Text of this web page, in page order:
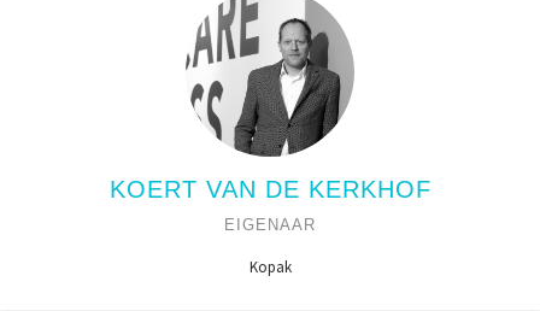
KOERT VAN DE KERKHOF
EIGENAAR
Kopak